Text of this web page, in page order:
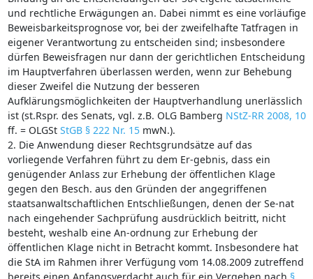
und rechtliche Erwägungen an. Dabei nimmt es eine vorläufige
Beweisbarkeitsprognose vor, bei der zweifelhafte Tatfragen in
eigener Verantwortung zu entscheiden sind; insbesondere
dürfen Beweisfragen nur dann der gerichtlichen Entscheidung
im Hauptverfahren überlassen werden, wenn zur Behebung
dieser Zweifel die Nutzung der besseren
Aufklärungsmöglichkeiten der Hauptverhandlung unerlässlich
ist (st.Rspr. des Senats, vgl. z.B. OLG Bamberg NStZ-RR 2008, 10
ff. = OLGSt StGB § 222 Nr. 15mwN.).
2. Die Anwendung dieser Rechtsgrundsätze auf das
vorliegende Verfahren führt zu dem Er-gebnis, dass ein
genügender Anlass zur Erhebung der öffentlichen Klage
gegen den Besch. aus den Gründen der angegriffenen
staatsanwaltschaftlichen Entschließungen, denen der Se-nat
nach eingehender Sachprüfung ausdrücklich beitritt, nicht
besteht, weshalb eine An-ordnung zur Erhebung der
öffentlichen Klage nicht in Betracht kommt. Insbesondere hat
die StA im Rahmen ihrer Verfügung vom 14.08.2009 zutreffend
bereits einen Anfangsverdacht auch für ein Vergehen nach §